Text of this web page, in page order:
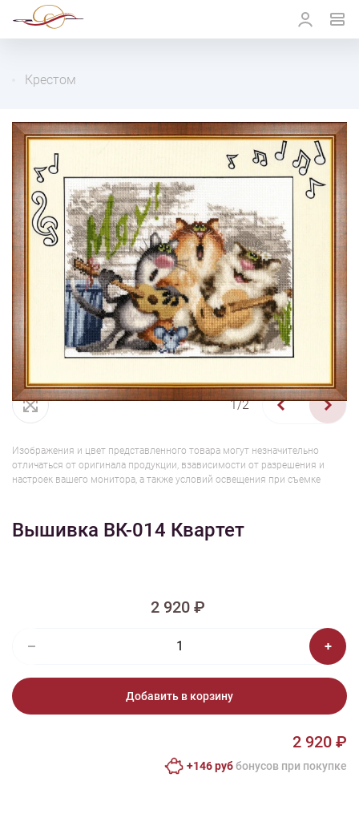
Крестом
1/2
Изображения и цвет представленного товара могут незначительно
отличаться от оригинала продукции, взависимости от разрешения и
настроек вашего монитора, а также условий освещения при съемке
Вышивка ВК-014 Квартет
2 920 ₽
Добавить в корзину
2 920 ₽
+146 руббонусов при покупке